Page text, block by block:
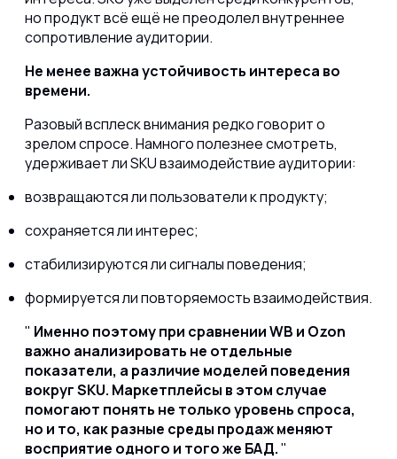
но продукт всё ещё не преодолел внутреннее
сопротивление аудитории.
Не менее важна устойчивость интереса во
времени.
Разовый всплеск внимания редко говорит о
зрелом спросе. Намного полезнее смотреть,
удерживает ли SKU взаимодействие аудитории:
возвращаются ли пользователи к продукту;
сохраняется ли интерес;
стабилизируются ли сигналы поведения;
формируется ли повторяемость взаимодействия.
Именно поэтому при сравнении WB и Ozon
важно анализировать не отдельные
показатели, а различие моделей поведения
вокруг SKU. Маркетплейсы в этом случае
помогают понять не только уровень спроса,
но и то, как разные среды продаж меняют
восприятие одного и того же БАД.